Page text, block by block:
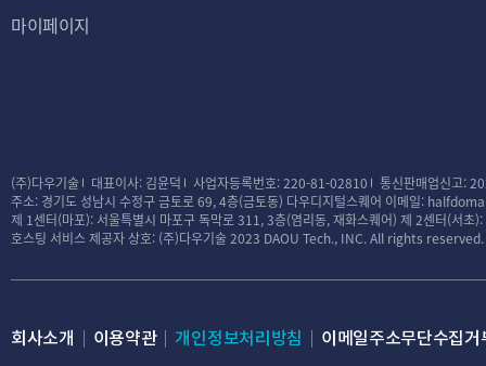
마이페이지
(주)다우기술 대표이사: 김윤덕 사업자등록번호: 220-81-02810
통신판매업신고:
주소: 경기도 성남시 수정구 금토로 69, 4층(금토동) 다우디지털스퀘어 이메일:
제 1센터(마포): 서울특별시 마포구 독막로 311, 3층(염리동, 재화스퀘어) 제 2센터(서초
호스팅 서비스 제공자 상호: (주)다우기술2023 DAOU Tech., INC. All rights reserved.
회사소개 이용약관 개인정보처리방침 이메일주소무단수집거